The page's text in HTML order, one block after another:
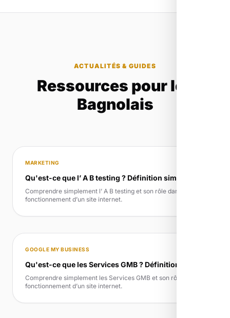
ACTUALITÉS & GUIDES
Ressources pour les
Bagnolais
MARKETING
Qu'est-ce que l’ A B testing ? Définition simple
Comprendre simplement l’ A B testing et son rôle dans le
fonctionnement d’un site internet.
GOOGLE MY BUSINESS
Qu'est-ce que les Services GMB ? Définition simple
Comprendre simplement les Services GMB et son rôle dans le
fonctionnement d’un site internet.